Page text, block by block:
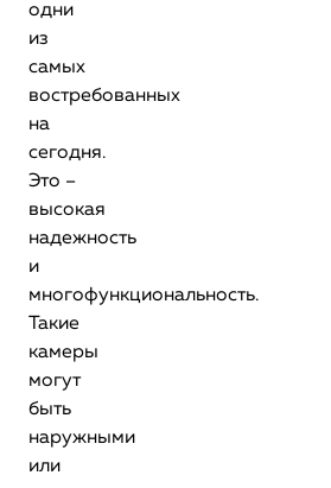
одни
из
самых
востребованных
на
сегодня.
Это –
высокая
надежность
и
многофункциональность.
Такие
камеры
могут
быть
наружными
или